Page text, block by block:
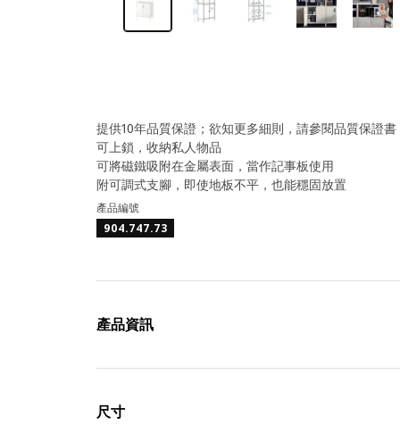
提供10年品質保證；欲知更多細則，請參閱品質保證書
可上鎖，收納私人物品
可將磁鐵吸附在金屬表面，當作記事板使用
附可調式支腳，即使地板不平，也能穩固放置
產品編號
904.747.73
產品資訊
尺寸